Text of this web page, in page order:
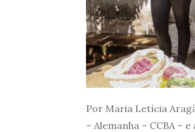
Por Maria Letícia
– Alemanha – CCBA –